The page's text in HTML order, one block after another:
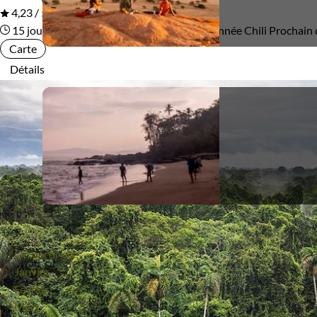
Où partir en :
Janvier
Février
Mars
4,23 / 5
15 joursIle de Pâques et GalápagosRandonnée Chili Prochain
Carte
Détails